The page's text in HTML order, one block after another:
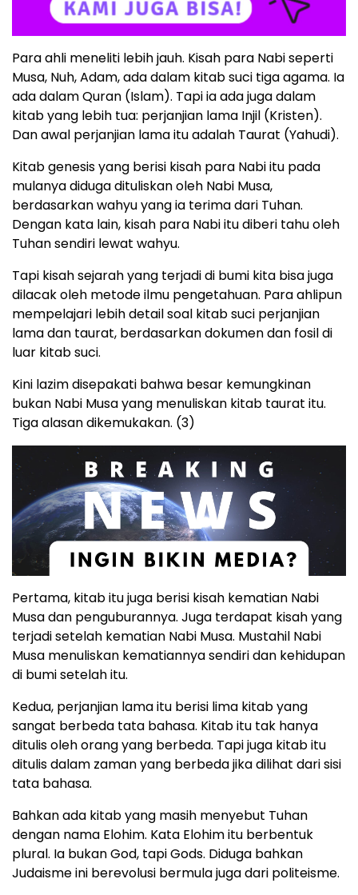
Para ahli meneliti lebih jauh. Kisah para Nabi seperti
Musa, Nuh, Adam, ada dalam kitab suci tiga agama. Ia
ada dalam Quran (Islam). Tapi ia ada juga dalam
kitab yang lebih tua: perjanjian lama Injil (Kristen).
Dan awal perjanjian lama itu adalah Taurat (Yahudi).
Kitab genesis yang berisi kisah para Nabi itu pada
mulanya diduga dituliskan oleh Nabi Musa,
berdasarkan wahyu yang ia terima dari Tuhan.
Dengan kata lain, kisah para Nabi itu diberi tahu oleh
Tuhan sendiri lewat wahyu.
Tapi kisah sejarah yang terjadi di bumi kita bisa juga
dilacak oleh metode ilmu pengetahuan. Para ahlipun
mempelajari lebih detail soal kitab suci perjanjian
lama dan taurat, berdasarkan dokumen dan fosil di
luar kitab suci.
Kini lazim disepakati bahwa besar kemungkinan
bukan Nabi Musa yang menuliskan kitab taurat itu.
Tiga alasan dikemukakan. (3)
Pertama, kitab itu juga berisi kisah kematian Nabi
Musa dan penguburannya. Juga terdapat kisah yang
terjadi setelah kematian Nabi Musa. Mustahil Nabi
Musa menuliskan kematiannya sendiri dan kehidupan
di bumi setelah itu.
Kedua, perjanjian lama itu berisi lima kitab yang
sangat berbeda tata bahasa. Kitab itu tak hanya
ditulis oleh orang yang berbeda. Tapi juga kitab itu
ditulis dalam zaman yang berbeda jika dilihat dari sisi
tata bahasa.
Bahkan ada kitab yang masih menyebut Tuhan
dengan nama Elohim. Kata Elohim itu berbentuk
plural. Ia bukan God, tapi Gods. Diduga bahkan
Judaisme ini berevolusi bermula juga dari politeisme.